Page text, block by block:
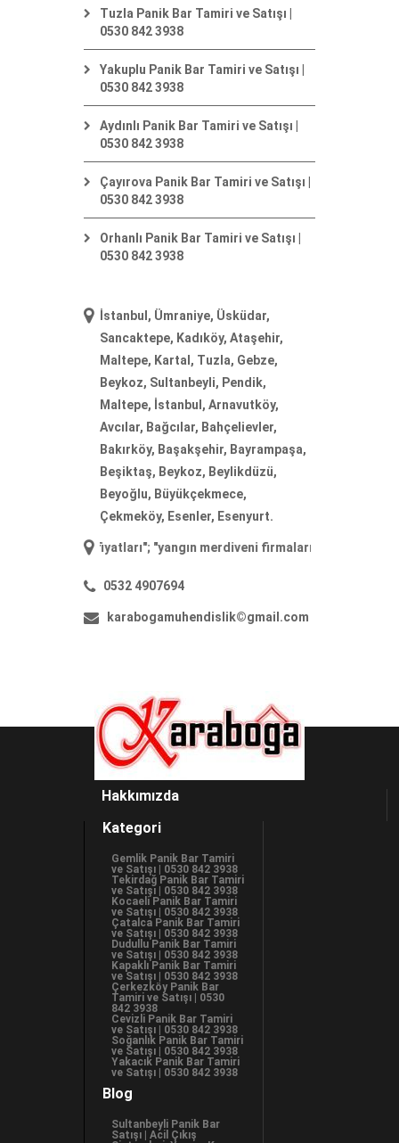
Tuzla Panik Bar Tamiri ve Satışı |
0530 842 3938
Yakuplu Panik Bar Tamiri ve Satışı |
0530 842 3938
Aydınlı Panik Bar Tamiri ve Satışı |
0530 842 3938
Çayırova Panik Bar Tamiri ve Satışı |
0530 842 3938
Orhanlı Panik Bar Tamiri ve Satışı |
0530 842 3938
İstanbul, Ümraniye, Üsküdar,
Sancaktepe, Kadıköy, Ataşehir,
Maltepe, Kartal, Tuzla, Gebze,
Beykoz, Sultanbeyli, Pendik,
Maltepe, İstanbul, Arnavutköy,
Avcılar, Bağcılar, Bahçelievler,
Bakırköy, Başakşehir, Bayrampaşa,
Beşiktaş, Beykoz, Beylikdüzü,
Beyoğlu, Büyükçekmece,
Çekmeköy, Esenler, Esenyurt.
"; " yangın merdiveni firmaları"; "yangın merdiveni
0532 4907694
karabogamuhendislik©gmail.com
Hakkımızda
Kategori
Gemlik Panik Bar Tamiri
ve Satışı | 0530 842 3938
Tekirdağ Panik Bar Tamiri
ve Satışı | 0530 842 3938
Kocaeli Panik Bar Tamiri
ve Satışı | 0530 842 3938
Çatalca Panik Bar Tamiri
ve Satışı | 0530 842 3938
Dudullu Panik Bar Tamiri
ve Satışı | 0530 842 3938
Kapaklı Panik Bar Tamiri
ve Satışı | 0530 842 3938
Çerkezköy Panik Bar
Tamiri ve Satışı | 0530
842 3938
Cevizli Panik Bar Tamiri
ve Satışı | 0530 842 3938
Soğanlık Panik Bar Tamiri
ve Satışı | 0530 842 3938
Yakacık Panik Bar Tamiri
ve Satışı | 0530 842 3938
Blog
Sultanbeyli Panik Bar
Satışı | Acil Çıkış